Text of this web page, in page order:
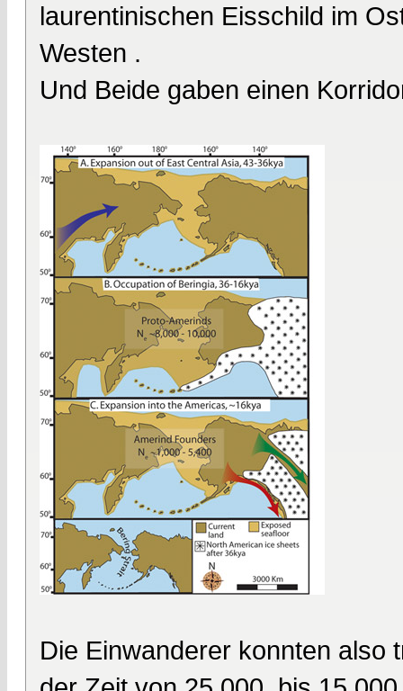
laurentinischen Eisschild im
Westen .
Und Beide gaben einen
Die Einwanderer konnten also